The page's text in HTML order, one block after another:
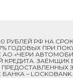
РУБЛЕЙ РФ НА
ГОДОВЫХ
«ЧЕРИ
ЗАЁМЩИК
–